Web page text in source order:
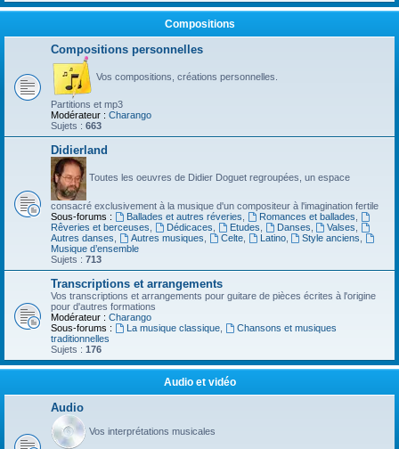
Compositions
Compositions personnelles
Vos compositions, créations personnelles.
Partitions et mp3
Modérateur : Charango
Sujets : 663
Didierland
Toutes les oeuvres de Didier Doguet regroupées, un espace
consacré exclusivement à la musique d'un compositeur à l'imagination fertile
Sous-forums :
Ballades et autres réveries Romances et ballades
Rêveries et berceuses
Dédicaces Etudes Danses Valses
Autres danses
Autres musiques Celte, Latino, Style anciens
Musique d’ensemble
Sujets : 713
Transcriptions et arrangements
Vos transcriptions et arrangements pour guitare de pièces écrites à l'origine
pour d'autres formations
Modérateur : Charango
Sous-forums :
La musique classique,
Chansons et musiques
traditionnelles
Sujets : 176
Audio et vidéo
Audio
Vos interprétations musicales